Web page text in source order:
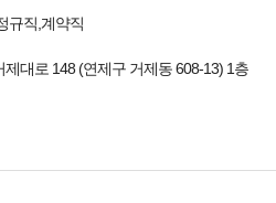
규직,계약직
제대로 148 (연제구 거제동 608-13) 1층